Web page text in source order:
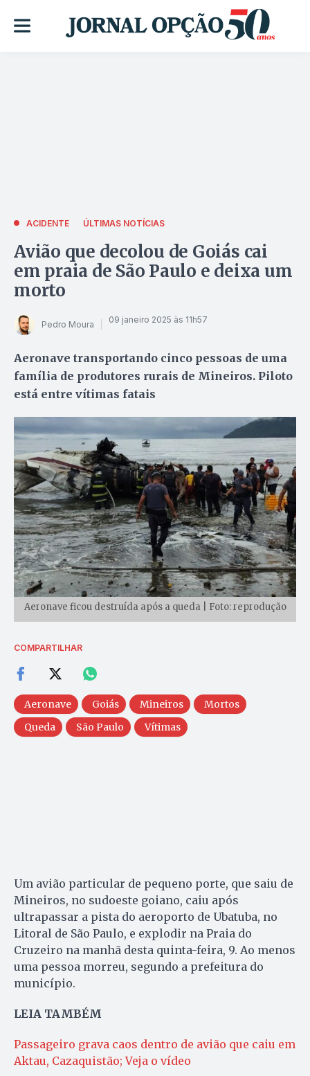
ACIDENTE ÚLTIMAS NOTÍCIAS
Avião que decolou de Goiás cai
em praia de São Paulo e deixa um
morto
Pedro Moura 09 janeiro 2025 às 11h57
Aeronave transportando cinco pessoas de uma
família de produtores rurais de Mineiros. Piloto
está entre vítimas fatais
Aeronave ficou destruída após a queda | Foto: reprodução
COMPARTILHAR
Aeronave Goiás Mineiros
Mortos
Queda
São Paulo Vítimas
Um avião particular de pequeno porte, que saiu de
Mineiros, no sudoeste goiano, caiu após
ultrapassar a pista do aeroporto de Ubatuba, no
Litoral de São Paulo, e explodir na Praia do
Cruzeiro na manhã desta quinta-feira, 9. Ao menos
uma pessoa morreu, segundo a prefeitura do
município.
LEIA TAMBÉM
Passageiro grava caos dentro de avião que caiu em
Aktau, Cazaquistão; Veja o vídeo